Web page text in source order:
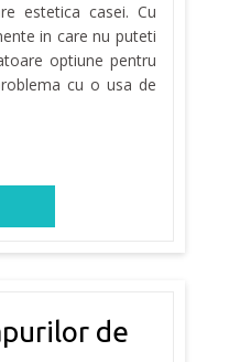
estetica casei. Cu
in care nu puteti
optiune pentru
cu o usa de
de